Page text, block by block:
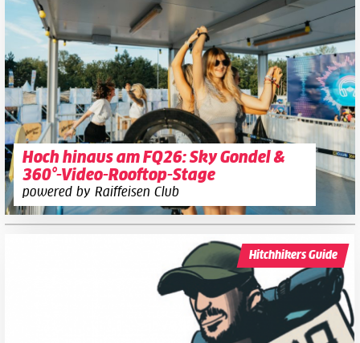
Hoch hinaus am FQ26: Sky Gondel &
360°-Video-Rooftop-Stage
powered by Raiffeisen Club
Hitchhikers Guide